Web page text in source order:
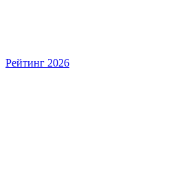
Рейтинг 2026